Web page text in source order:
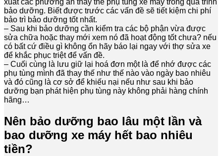
bảo dưỡng. Biết được trước các vấn đề sẽ tiết kiệm chi phí
bảo trì bảo dưỡng tốt nhất.
– Sau khi bảo dưỡng cần kiểm tra các bộ phận vừa được
sửa chữa hoặc thay mới xem nó đã hoạt động tốt chưa? nếu
có bất cứ điều gì không ổn hãy báo lại ngay với thợ sửa xe
để khắc phục triệt để vấn đề.
– Cuối cùng là lưu giữ lại hoá đơn một là để nhớ được các
phụ tùng mình đã thay thế như thế nào vào ngày bao nhiêu
và đó cũng là cơ sở để khiếu nại nếu như sau khi bảo
dưỡng bạn phát hiện phụ tùng này không phải hàng chính
hãng…
Nên bảo dưỡng bao lâu một lần và
bao dưỡng xe máy hết bao nhiêu
tiền?